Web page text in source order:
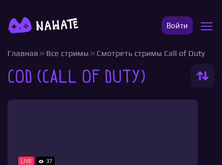
Войти
Главная Все стримы Смотреть стримы Call of Duty
COD (Call of Duty)
LIVE 37